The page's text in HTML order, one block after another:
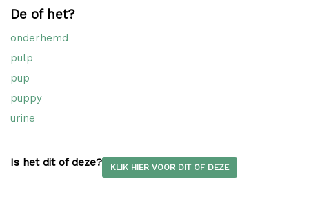
De of het?
onderhemd
pulp
pup
puppy
urine
Is het dit of deze? KLIK HIER VOOR DIT OF DEZE